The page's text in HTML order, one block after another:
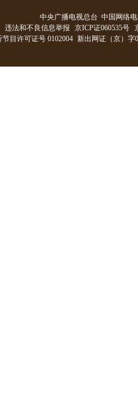
中央广播电视总台 中国网络
违法和不良信息举报
京ICP证060535号
目许可证号 0102004 新出网证（京）